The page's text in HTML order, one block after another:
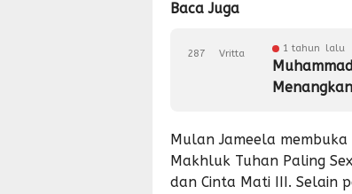
Baca Juga
1 tahun lalu
287 Vritta
Mulan Jameela
Makhluk Tuhan Paling
dan Cinta Mati III. Selain